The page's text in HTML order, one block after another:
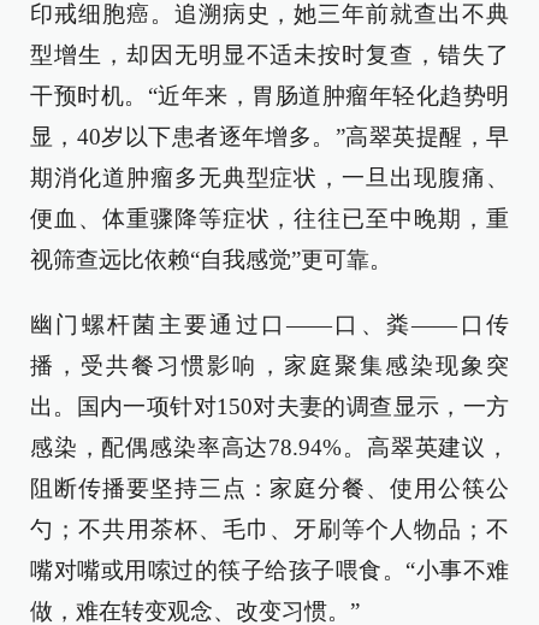
印戒细胞癌。追溯病史，她三年前就查出不典
型增生，却因无明显不适未按时复查，错失了
干预时机。“近年来，胃肠道肿瘤年轻化趋势明
显，40岁以下患者逐年增多。”高翠英提醒，早
期消化道肿瘤多无典型症状，一旦出现腹痛、
便血、体重骤降等症状，往往已至中晚期，重
视筛查远比依赖“自我感觉”更可靠。
幽门螺杆菌主要通过口——口、粪——口传
播，受共餐习惯影响，家庭聚集感染现象突
出。国内一项针对150对夫妻的调查显示，一方
感染，配偶感染率高达78.94%。高翠英建议，
阻断传播要坚持三点：家庭分餐、使用公筷公
勺；不共用茶杯、毛巾、牙刷等个人物品；不
嘴对嘴或用嗦过的筷子给孩子喂食。“小事不难
做，难在转变观念、改变习惯。”